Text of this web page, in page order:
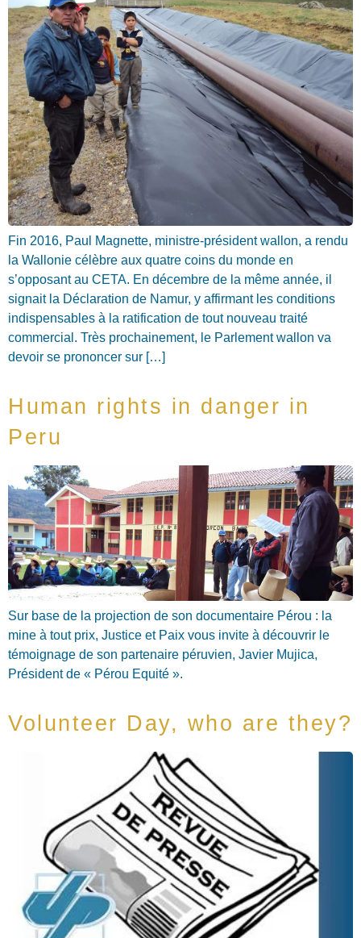
Fin 2016, Paul Magnette, ministre-président wallon, a rendu
la Wallonie célèbre aux quatre coins du monde en
s’opposant au CETA. En décembre de la même année, il
signait la Déclaration de Namur, y affirmant les conditions
indispensables à la ratification de tout nouveau traité
commercial. Très prochainement, le Parlement wallon va
devoir se prononcer sur […]
Human rights in danger in
Peru
Sur base de la projection de son documentaire Pérou : la
mine à tout prix, Justice et Paix vous invite à découvrir le
témoignage de son partenaire péruvien, Javier Mujica,
Président de « Pérou Equité ».
Volunteer Day, who are they?